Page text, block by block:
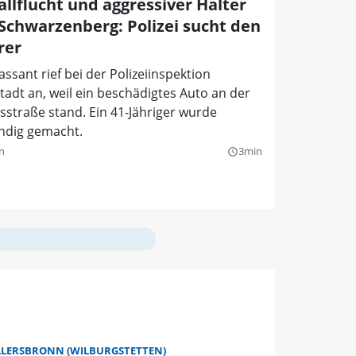
und aggressiver Halter
Polizei sucht den
rief bei der Polizeiinspektion
an, weil ein beschädigtes Auto an der
stand. Ein 41-Jähriger wurde
gemacht.
query_builder3min
(WILBURGSTETTEN)